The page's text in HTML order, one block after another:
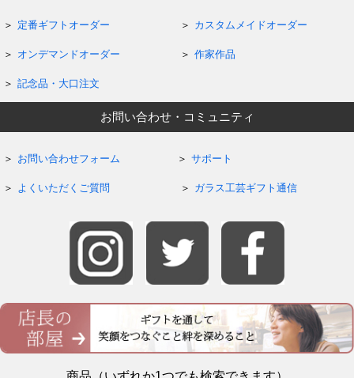
定番ギフトオーダー カスタムメイドオーダー
オンデマンドオーダー 作家作品
記念品・大口注文
お問い合わせ・コミュニティ
お問い合わせフォーム サポート
よくいただくご質問 ガラス工芸ギフト通信